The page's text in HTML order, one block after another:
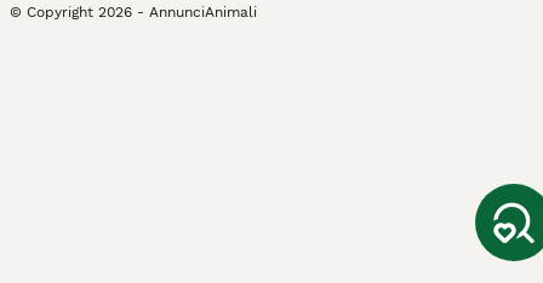
© Copyright 2026 - AnnunciAnimali